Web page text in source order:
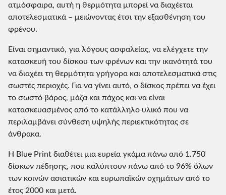
ατμόσφαιρα, αυτή η θερμότητα μπορεί να διαχέεται
αποτελεσματικά – μειώνοντας έτσι την εξασθένηση του
φρένου.
Είναι σημαντικό, για λόγους ασφαλείας, να ελέγχετε την
κατασκευή του δίσκου των φρένων και την ικανότητά του
να διαχέει τη θερμότητα γρήγορα και αποτελεσματικά στις
σωστές περιοχές. Για να γίνει αυτό, ο δίσκος πρέπει να έχει
το σωστό βάρος, μάζα και πάχος και να είναι
κατασκευασμένος από το κατάλληλο υλικό που να
περιλαμβάνει σύνθεση υψηλής περιεκτικότητας σε
άνθρακα.
Η Blue Print διαθέτει μια ευρεία γκάμα πάνω από 1.750
δίσκων πέδησης, που καλύπτουν πάνω από το 96% όλων
των κοινών ασιατικών και ευρωπαϊκών οχημάτων από το
έτος 2000 και μετά.